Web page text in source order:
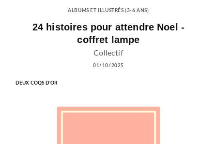
ALBUMS ET ILLUSTRÉS (3-6 ANS)
24 histoires pour attendre Noel -
coffret lampe
Collectif
01/10/2025
DEUX COQS D'OR